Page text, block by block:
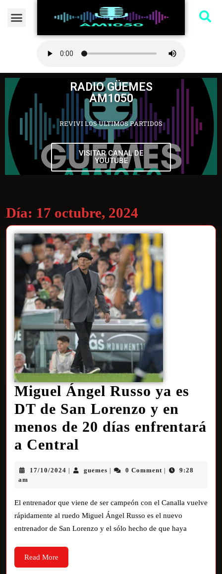
RADIO GÜEMES
AM1050
REVIVI LOS ULTIMOS PARTIDOS
VISITAR CANAL DE
YOUTUBE
Día: 17 octubre, 2024
Miguel Ángel Russo ya es
DT de San Lorenzo y en
menos de 20 días enfrentará
a Central
17/10/2024 guemes 0 Comment
9:28
am
El entrenador que viene de ser campeón con el Canalla vuelve
rápidamente al ruedo Miguel Ángel Russo es el nuevo
entrenador de San Lorenzo y el sólo hecho de que haya
Read More